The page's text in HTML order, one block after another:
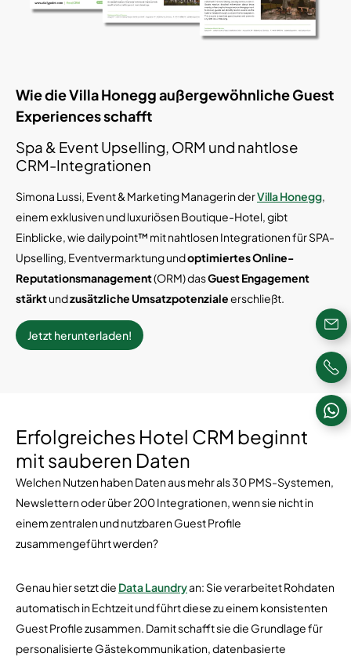
Wie die Villa Honegg außergewöhnliche Guest
Experiences schafft
Spa & Event Upselling, ORM und nahtlose
CRM-Integrationen
Simona Lussi, Event & Marketing Managerin derVilla Honegg,
einem exklusiven und luxuriösen Boutique-Hotel, gibt
Einblicke, wie dailypoint™ mit nahtlosen Integrationen für SPA-
Upselling, Eventvermarktung undoptimiertes Online-
Reputationsmanagement(ORM) dasGuest Engagement
stärktundzusätzliche Umsatzpotenzialeerschließt.
Jetzt herunterladen!
Erfolgreiches Hotel CRM beginnt
mit sauberen Daten
Welchen Nutzen haben Daten aus mehr als 30 PMS-Systemen,
Newslettern oder über 200 Integrationen, wenn sie nicht in
einem zentralen und nutzbaren Guest Profile
zusammengeführt werden?
Genau hier setzt die Data Laundryan: Sie verarbeitet Rohdaten
automatisch in Echtzeit und führt diese zu einem konsistenten
Guest Profile zusammen. Damit schafft sie die Grundlage für
personalisierte Gästekommunikation, datenbasierte